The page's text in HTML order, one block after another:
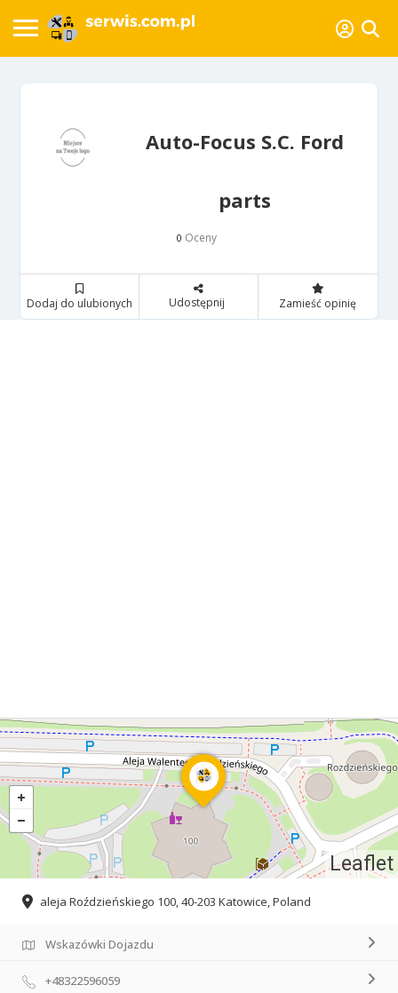
Auto-Focus S.C. Ford
parts
0 Oceny
Dodaj do ulubionych Udostępnij Zamieść opinię
Leaflet
aleja Roździeńskiego 100, 40-203 Katowice, Poland
Wskazówki Dojazdu
+48322596059